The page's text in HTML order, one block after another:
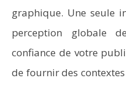
graphique. Une seule
perception globale
confiance de votre
de fournir des